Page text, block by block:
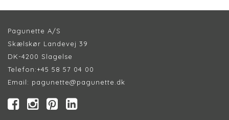
Pagunette A/S
Skælskør Landevej 39
DK-4200 Slagelse
Telefon:+45 58 57 04 00
Email: pagunette@pagunette.dk